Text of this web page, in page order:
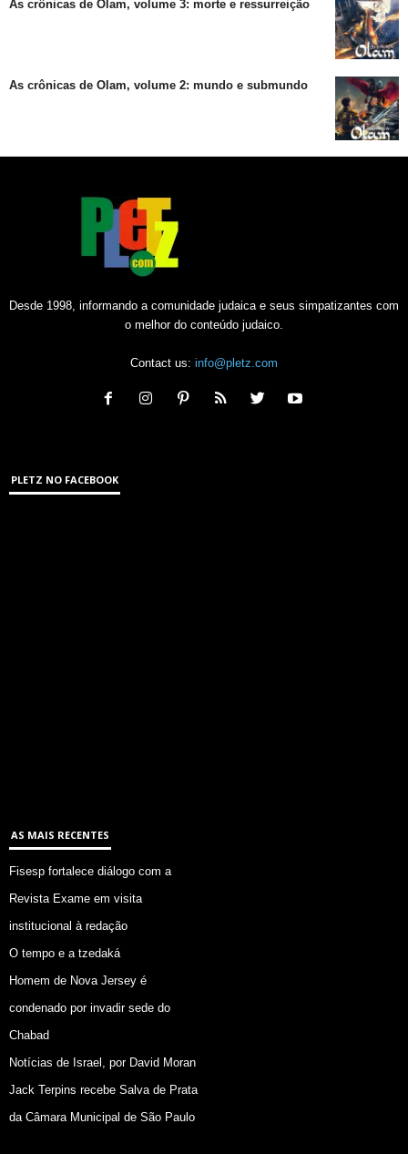
As crônicas de Olam, volume 3: morte e ressurreição
As crônicas de Olam, volume 2: mundo e submundo
Desde 1998, informando a comunidade judaica e seus simpatizantes com
o melhor do conteúdo judaico.
Contact us: info@pletz.com
PLETZ NO FACEBOOK
AS MAIS RECENTES
Fisesp fortalece diálogo com a
Revista Exame em visita
institucional à redação
O tempo e a tzedaká
Homem de Nova Jersey é
condenado por invadir sede do
Chabad
Notícias de Israel, por David Moran
Jack Terpins recebe Salva de Prata
da Câmara Municipal de São Paulo